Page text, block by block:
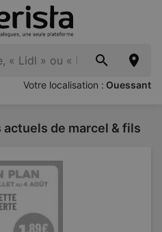
Votre localisation : Ouessant
actuels de marcel & fils